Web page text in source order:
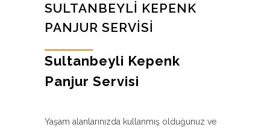
SULTANBEYLI KEPENK
PANJUR SERVISI
Sultanbeyli Kepenk
Panjur Servisi
Yaşam alanlarınızda kullanmış olduğunuz ve